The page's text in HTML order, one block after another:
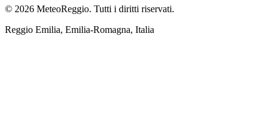
© 2026 MeteoReggio. Tutti i diritti riservati.
Reggio Emilia, Emilia-Romagna, Italia